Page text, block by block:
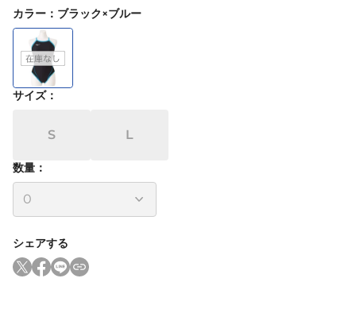
カラー ： ブラック×ブルー
サイズ：
S L
数量：
シェアする